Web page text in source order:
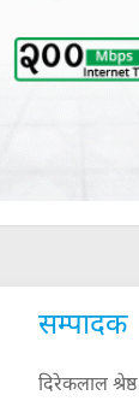
सम्पादक
दिरेकलाल श्रेष्ठ